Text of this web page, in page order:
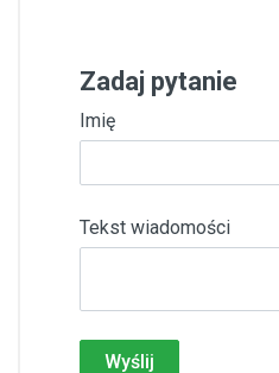
Zadaj pytanie
Imię
Tekst wiadomości
Wyślij